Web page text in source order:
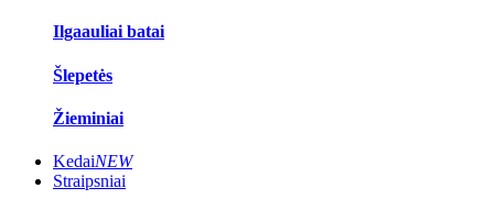
Ilgaauliai batai
Šlepetės
Žieminiai
KedaiNEW
Straipsniai